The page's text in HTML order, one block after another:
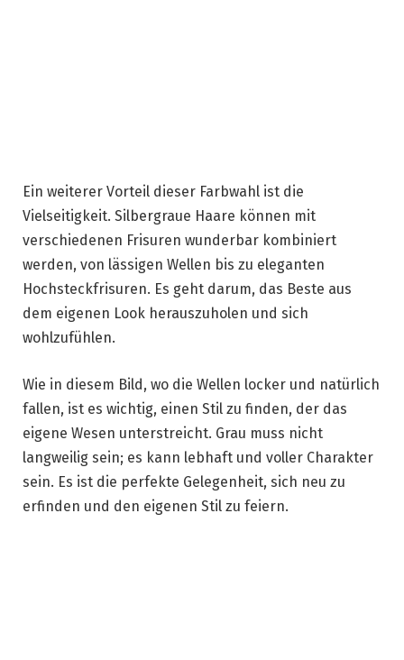
Ein weiterer Vorteil dieser Farbwahl ist die
Vielseitigkeit. Silbergraue Haare können mit
verschiedenen Frisuren wunderbar kombiniert
werden, von lässigen Wellen bis zu eleganten
Hochsteckfrisuren. Es geht darum, das Beste aus
dem eigenen Look herauszuholen und sich
wohlzufühlen.
Wie in diesem Bild, wo die Wellen locker und natürlich
fallen, ist es wichtig, einen Stil zu finden, der das
eigene Wesen unterstreicht. Grau muss nicht
langweilig sein; es kann lebhaft und voller Charakter
sein. Es ist die perfekte Gelegenheit, sich neu zu
erfinden und den eigenen Stil zu feiern.